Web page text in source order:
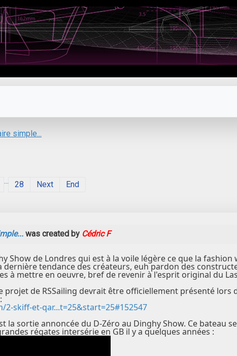
simple...
... 28 Next End
was created by Cédric F
Show de Londres qui est à la voile légère ce que la fashion
tendance des créateurs, euh pardon des
à mettre en oeuvre, bref de revenir à l'esprit original du
projet de RSSailing devrait être officiellement présenté
skiff-et-qar...t=25&start=25#152547
la sortie annoncée du D-Zéro au Dinghy Show. Ce bateau
régates intersérie en GB il y a quelques années :